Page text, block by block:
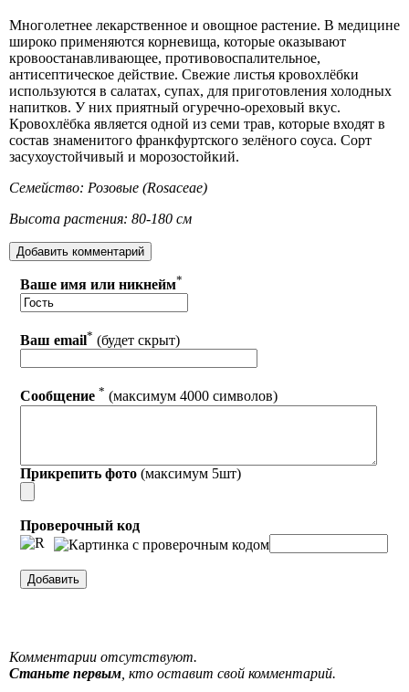
Многолетнее лекарственное и овощное растение. В медицине
широко применяются корневища, которые оказывают
кровоостанавливающее, противовоспалительное,
антисептическое действие. Свежие листья кровохлёбки
используются в салатах, супах, для приготовления холодных
напитков. У них приятный огуречно-ореховый вкус.
Кровохлёбка является одной из семи трав, которые входят в
состав знаменитого франкфуртского зелёного соуса. Сорт
засухоустойчивый и морозостойкий.
Семейство: Розовые (Rosaceae)
Высота растения: 80-180 см
Ваше имя или никнейм*
Ваш email* (будет скрыт)
Сообщение * (максимум 4000 символов)
Прикрепить фото (максимум 5шт)
Проверочный код
Комментарии отсутствуют.
Станьте первым, кто оставит свой комментарий.